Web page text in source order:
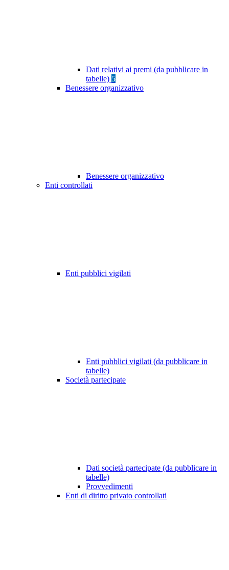
Dati relativi ai premi (da pubblicare in
tabelle) 5
Benessere organizzativo
Benessere organizzativo
Enti controllati
Enti pubblici vigilati
Enti pubblici vigilati (da pubblicare in
tabelle)
Società partecipate
Dati società partecipate (da pubblicare in
tabelle)
Provvedimenti
Enti di diritto privato controllati